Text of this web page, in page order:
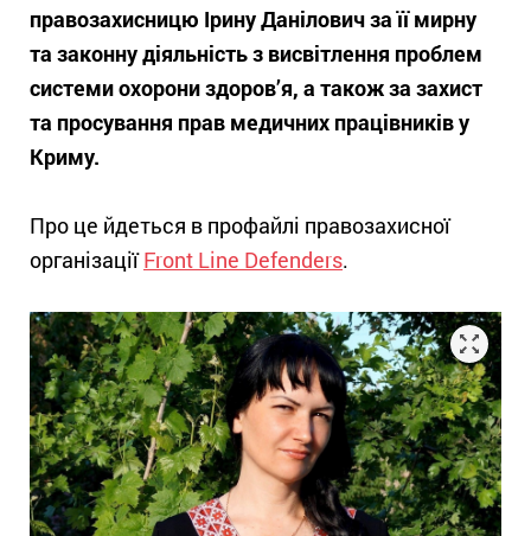
правозахисницю Ірину Данілович за її мирну
та законну діяльність з висвітлення проблем
системи охорони здоров’я, а також за захист
та просування прав медичних працівників у
Криму.
Про це йдеться в профайлі правозахисної
організаціїFront Line Defenders.